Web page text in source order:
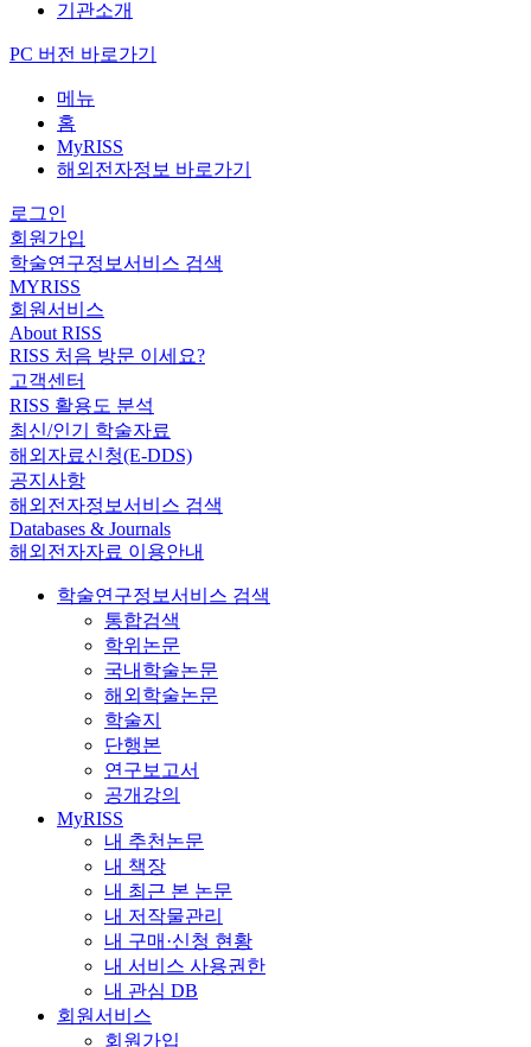
기관소개
PC 버전 바로가기
메뉴
홈
MyRISS
해외전자정보 바로가기
로그인
회원가입
학술연구정보서비스 검색
MYRISS
회원서비스
About RISS
RISS 처음 방문 이세요?
고객센터
RISS 활용도 분석
최신/인기 학술자료
해외자료신청(E-DDS)
공지사항
해외전자정보서비스 검색
Databases & Journals
해외전자자료 이용안내
학술연구정보서비스 검색
통합검색
학위논문
국내학술논문
해외학술논문
학술지
단행본
연구보고서
공개강의
MyRISS
내 추천논문
내 책장
내 최근 본 논문
내 저작물관리
내 구매·신청 현황
내 서비스 사용권한
내 관심 DB
회원서비스
회원가입